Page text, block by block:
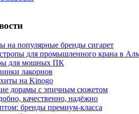
на популярные бренды сигарет
для промышленного крана в
для мощных ПК
лакорнов
на Kinogo
дорамы с эпичным сюжетом
качественно, надёжно
бренды премиум-класса